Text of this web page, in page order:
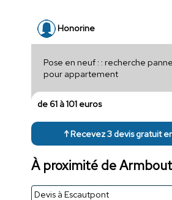
Honorine
Pose en neuf : : recherche
pour appartement
de 61 à 101 euros
↑ Recevez 3 devis gratuit
À proximité de
Devis à Escautpont